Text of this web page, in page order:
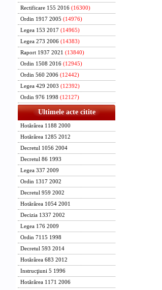
Rectificare 155 2016 (16300)
Ordin 1917 2005 (14976)
Legea 153 2017 (14965)
Legea 273 2006 (14383)
Raport 1937 2021 (13840)
Ordin 1508 2016 (12945)
Ordin 560 2006 (12442)
Legea 429 2003 (12392)
Ordin 976 1998 (12127)
Ultimele acte citite
Hotărârea 1188 2000
Hotărârea 1285 2012
Decretul 1056 2004
Decretul 86 1993
Legea 337 2009
Ordin 1317 2002
Decretul 959 2002
Hotărârea 1054 2001
Decizia 1337 2002
Legea 176 2009
Ordin 7115 1998
Decretul 593 2014
Hotărârea 683 2012
Instrucţiuni 5 1996
Hotărârea 1171 2006